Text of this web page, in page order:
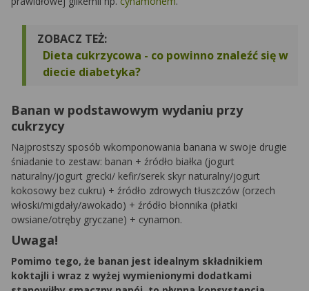
ZOBACZ TEŻ:
Dieta cukrzycowa - co powinno znaleźć się w
diecie diabetyka?
Banan w podstawowym wydaniu przy
cukrzycy
Najprostszy sposób wkomponowania banana w swoje drugie
śniadanie to zestaw: banan + źródło białka (jogurt
naturalny/jogurt grecki/ kefir/serek skyr naturalny/jogurt
kokosowy bez cukru) + źródło zdrowych tłuszczów (orzech
włoski/migdały/awokado) + źródło błonnika (płatki
owsiane/otręby gryczane) + cynamon.
Uwaga!
Pomimo tego, że banan jest idealnym składnikiem
koktajli i wraz z wyżej wymienionymi dodatkami